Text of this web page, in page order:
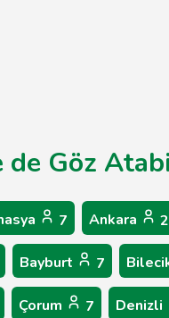
Göz
7 Ankara
Bayburt 7
Çorum 7 Denizli